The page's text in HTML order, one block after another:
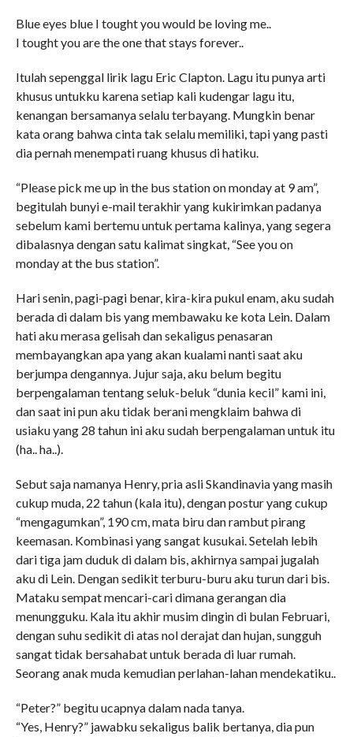
Blue eyes blue I tought you would be loving me..
I tought you are the one that stays forever..
Itulah sepenggal lirik lagu Eric Clapton. Lagu itu punya arti
khusus untukku karena setiap kali kudengar lagu itu,
kenangan bersamanya selalu terbayang. Mungkin benar
kata orang bahwa cinta tak selalu memiliki, tapi yang pasti
dia pernah menempati ruang khusus di hatiku.
“Please pick me up in the bus station on monday at 9 am”,
begitulah bunyi e-mail terakhir yang kukirimkan padanya
sebelum kami bertemu untuk pertama kalinya, yang segera
dibalasnya dengan satu kalimat singkat, “See you on
monday at the bus station”.
Hari senin, pagi-pagi benar, kira-kira pukul enam, aku sudah
berada di dalam bis yang membawaku ke kota Lein. Dalam
hati aku merasa gelisah dan sekaligus penasaran
membayangkan apa yang akan kualami nanti saat aku
berjumpa dengannya. Jujur saja, aku belum begitu
berpengalaman tentang seluk-beluk “dunia kecil” kami ini,
dan saat ini pun aku tidak berani mengklaim bahwa di
usiaku yang 28 tahun ini aku sudah berpengalaman untuk itu
(ha.. ha..).
Sebut saja namanya Henry, pria asli Skandinavia yang masih
cukup muda, 22 tahun (kala itu), dengan postur yang cukup
“mengagumkan”, 190 cm, mata biru dan rambut pirang
keemasan. Kombinasi yang sangat kusukai. Setelah lebih
dari tiga jam duduk di dalam bis, akhirnya sampai jugalah
aku di Lein. Dengan sedikit terburu-buru aku turun dari bis.
Mataku sempat mencari-cari dimana gerangan dia
menungguku. Kala itu akhir musim dingin di bulan Februari,
dengan suhu sedikit di atas nol derajat dan hujan, sungguh
sangat tidak bersahabat untuk berada di luar rumah.
Seorang anak muda kemudian perlahan-lahan mendekatiku..
“Peter?” begitu ucapnya dalam nada tanya.
“Yes, Henry?” jawabku sekaligus balik bertanya, dia pun